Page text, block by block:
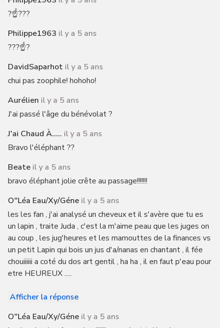
?☝️???
Philippe1963 il y a 5 ans
???☝️?
DavidSaparhot il y a 5 ans
chui pas zoophile! hohoho!
Aurélien il y a 5 ans
J'ai passé l'âge du bénévolat ?
J'ai Chaud À..... il y a 5 ans
Bravo l'éléphant ??
Beate il y a 5 ans
bravo éléphant jolie crête au passage!!!!!!!
O"léa Eau/xy/géne il y a 5 ans
les les fan , j'ai analysé un cheveux et il s'avère que tu es
un lapin , traite Juda , c'est la m'aime peau que les juges on
au coup , les jug'heures et les mamouttes de la finances vs
un petit Lapin qui bois un jus d'a/nanas en chantant , il fée
chouiiiiii a coté du dos art gentil , ha ha , il en faut p'eau pour
etre HEUREUX .....
Afficher la réponse
O"léa Eau/xy/géne il y a 5 ans